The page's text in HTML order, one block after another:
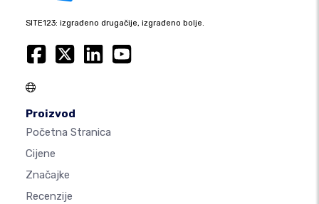
SITE123: izgrađeno drugačije, izgrađeno bolje.
Proizvod
Početna Stranica
Cijene
Značajke
Recenzije